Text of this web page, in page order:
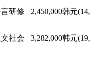
研修 2,450,000韩元
文社会 3,282,000韩元